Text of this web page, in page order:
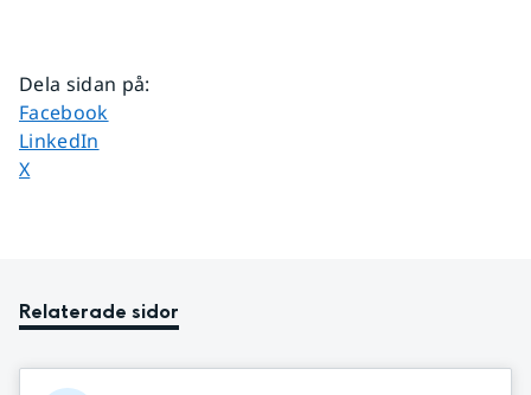
Dela sidan på:
Dela sidan på
Facebook
Dela sidan på
LinkedIn
Dela sidan på
X
Relaterade sidor